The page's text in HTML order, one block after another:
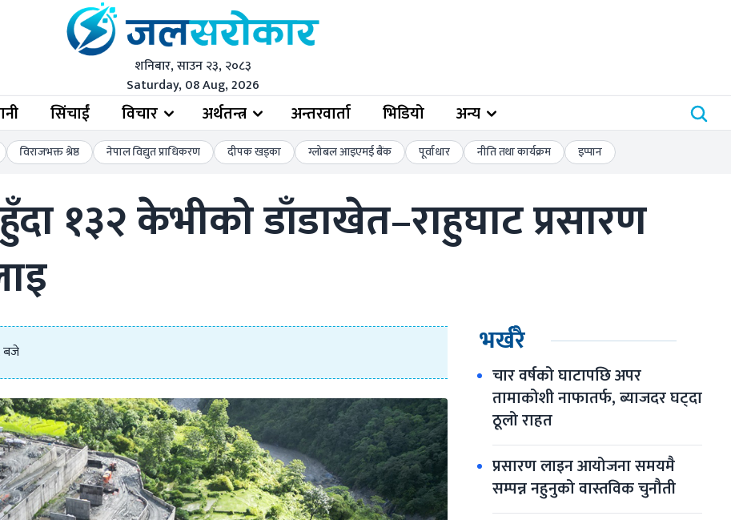
शनिबार, साउन २३, २०८३
Saturday, 08 Aug, 2026
सिंचाईं विचार अर्थतन्त्र अन्तरवार्ता भिडियो अन्य
विराजभक्त श्रेष्ठ नेपाल विद्युत प्राधिकरण दीपक खड्का ग्लोबल आइएमई बैंक पूर्वाधार नीति तथा कार्यक्रम इप्पान
१३२ केभीको डाँडाखेत–राहुघाट प्रसारण
बजे भर्खरै
चार वर्षको घाटापछि अपर
तामाकोशी नाफातर्फ, ब्याजदर घट्दा
ठूलो राहत
प्रसारण लाइन आयोजना समयमै
सम्पन्न नहुनुको वास्तविक चुनौती